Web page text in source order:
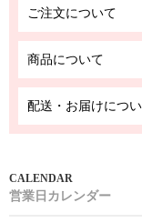
ご注文について
商品について
配送・お届けにつ
営業日カレンダー